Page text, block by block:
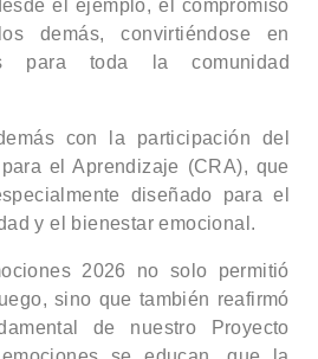
el ejemplo, el compromiso
demás, convirtiéndose en
para toda la comunidad
con la participación del
el Aprendizaje (CRA), que
diseñado para el
y el bienestar emocional.
2026 no solo permitió
sino que también reafirmó
de nuestro Proyecto